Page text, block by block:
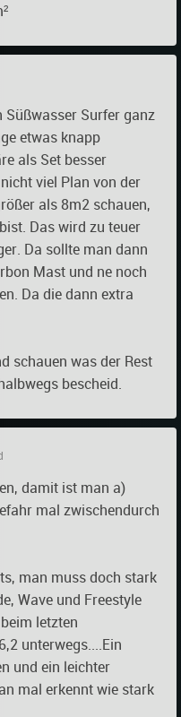
Süßwasser Surfer ganz
etwas knapp
als Set besser
viel Plan von der
als 8m2 schauen,
Das wird zu teuer
Da sollte man dann
Mast und ne noch
Da die dann extra
schauen was der Rest
bescheid.
damit ist man a)
mal zwischendurch
man muss doch stark
Wave und Freestyle
letzten
unterwegs....Ein
und ein leichter
mal erkennt wie stark